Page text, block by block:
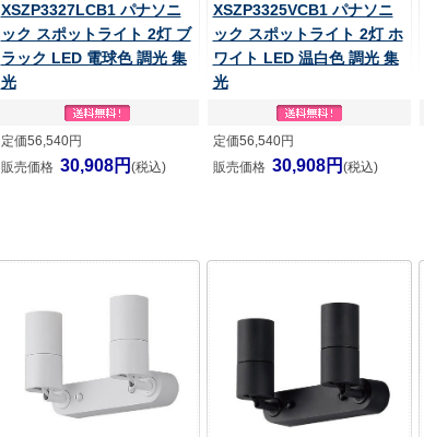
XSZP3327LCB1 パナソニ
ック スポットライト 2灯 ブ
ラック LED 電球色 調光 集
光
定価56,540円
販売価格 30,908円 (税込)
XSZP3325VCB1 パナソニ
ック スポットライト 2灯 ホ
ワイト LED 温白色 調光 集
光
定価56,540円
販売価格 30,908円 (税込)